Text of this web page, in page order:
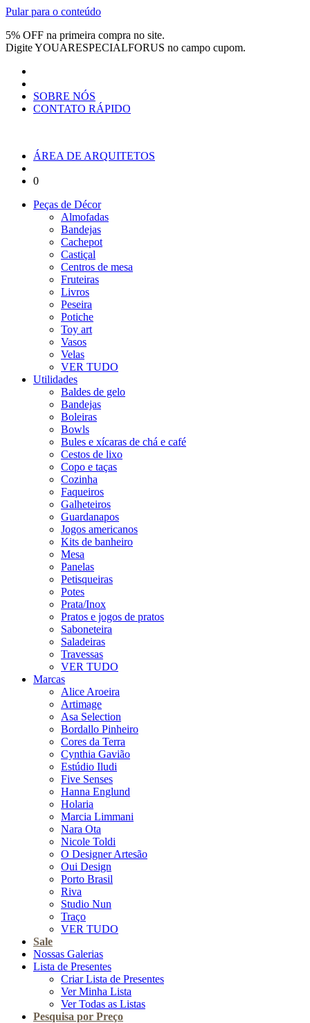
Pular para o conteúdo
5% OFF na primeira compra no site.
DigiteYOUARESPECIALFORUS no campo cupom.
SOBRE NÓS
CONTATO RÁPIDO
ÁREA DE ARQUITETOS
0
Peças de Décor
Almofadas
Bandejas
Cachepot
Castiçal
Centros de mesa
Fruteiras
Livros
Peseira
Potiche
Toy art
Vasos
Velas
VER TUDO
Utilidades
Baldes de gelo
Bandejas
Boleiras
Bowls
Bules e xícaras de chá e café
Cestos de lixo
Copo e taças
Cozinha
Faqueiros
Galheteiros
Guardanapos
Jogos americanos
Kits de banheiro
Mesa
Panelas
Petisqueiras
Potes
Prata/Inox
Pratos e jogos de pratos
Saboneteira
Saladeiras
Travessas
VER TUDO
Marcas
Alice Aroeira
Artimage
Asa Selection
Bordallo Pinheiro
Cores da Terra
Cynthia Gavião
Estúdio Iludi
Five Senses
Hanna Englund
Holaria
Marcia Limmani
Nara Ota
Nicole Toldi
O Designer Artesão
Oui Design
Porto Brasil
Riva
Studio Nun
Traço
VER TUDO
Sale
Nossas Galerias
Lista de Presentes
Criar Lista de Presentes
Ver Minha Lista
Ver Todas as Listas
Pesquisa por Preço